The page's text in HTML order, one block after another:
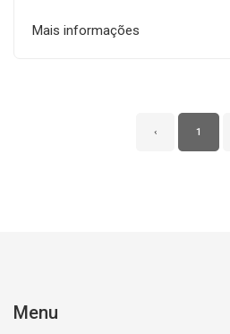
Mais informações
‹ 1
Menu